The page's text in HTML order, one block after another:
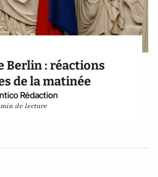
Berlin : réactions
de la matinée
Rédaction
min de lecture